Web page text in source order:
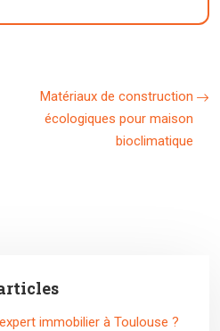
Matériaux de construction
écologiques pour maison
bioclimatique
immobilier à Toulouse ?